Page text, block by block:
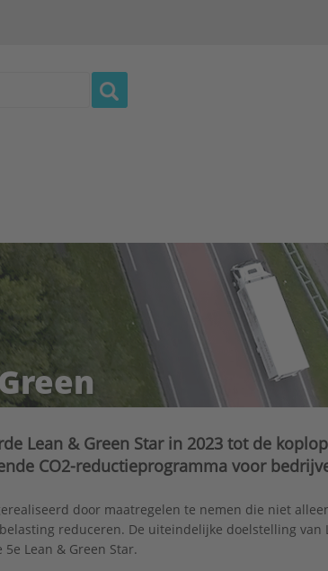
Lean & Green Star in 2023 tot de
CO2-reductieprogramma voor
door maatregelen te nemen die niet
reduceren. De uiteindelijke doelstelling van
Lean & Green Star.